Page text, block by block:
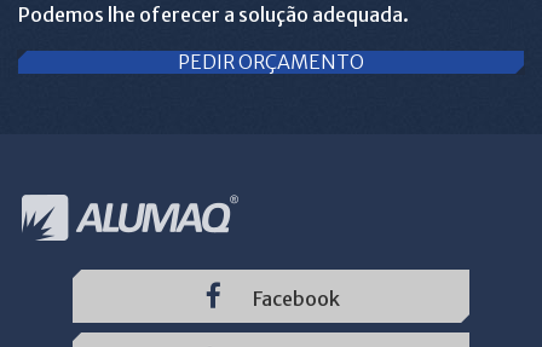
Podemos lhe oferecer a solução adequada.
PEDIR ORÇAMENTO
Facebook